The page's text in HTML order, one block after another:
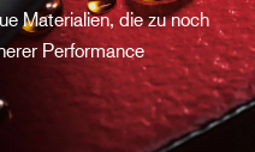
Materialien, die zu noch
Performance